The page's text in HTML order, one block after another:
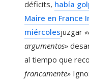
déficits, había
Maire en France
miércolesjuzgar
argumentos»
al tiempo que
francamente»